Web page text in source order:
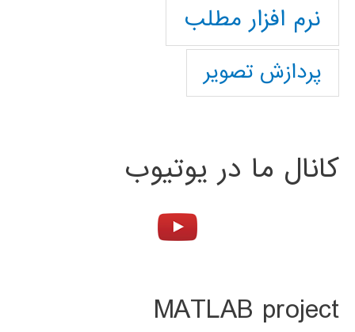
نرم افزار مطلب
پردازش تصویر
کانال ما در یوتیوب
MATLAB project